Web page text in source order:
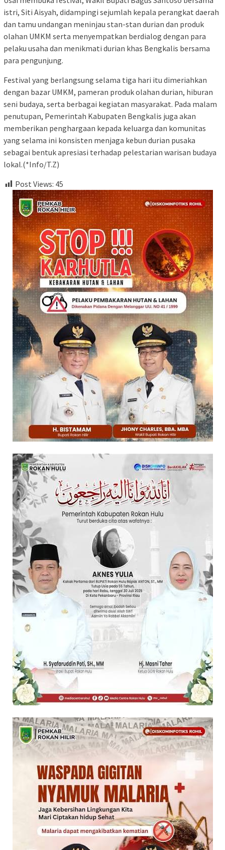
istri, Siti Aisyah, didampingi sejumlah kepala perangkat daerah
dan tamu undangan meninjau stan-stan durian dan produk
olahan UMKM serta menyempatkan berdialog dengan para
pelaku usaha dan menikmati durian khas Bengkalis bersama
para pengunjung.
Festival yang berlangsung selama tiga hari itu dimeriahkan
dengan bazar UMKM, pameran produk olahan durian, hiburan
seni budaya, serta berbagai kegiatan masyarakat. Pada malam
penutupan, Pemerintah Kabupaten Bengkalis juga akan
memberikan penghargaan kepada keluarga dan komunitas
yang selama ini konsisten menjaga kebun durian pusaka
sebagai bentuk apresiasi terhadap pelestarian warisan budaya
lokal.(*Info/T.Z)
Post Views: 45